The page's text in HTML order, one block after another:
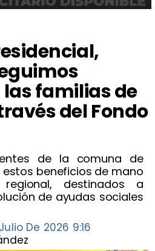
familias de
del Fondo
de la comuna de
beneficios de mano
destinados a
de ayudas sociales
De 2026 9:16